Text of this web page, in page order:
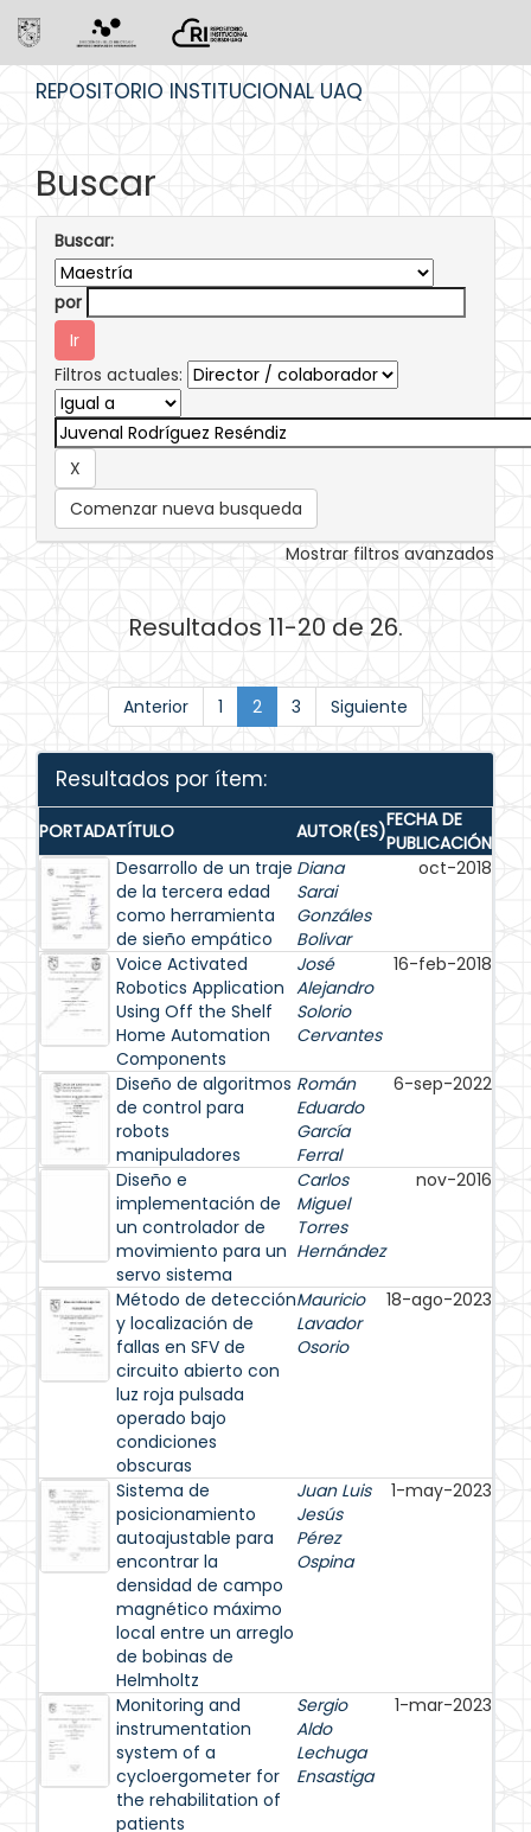
REPOSITORIO INSTITUCIONAL UAQ
Buscar
Buscar:
por
Filtros actuales:
Comenzar nueva busqueda
Mostrar filtros avanzados
Resultados 11-20 de 26.
Anterior 1 2 3 Siguiente
Resultados por ítem:
PORTADATÍTULO AUTOR(ES)FECHA DE
PUBLICACIÓN
Desarrollo de un traje
de la tercera edad
como herramienta
de sieño empático
Diana
Sarai
Gonzáles
Bolivar
oct-2018
Voice Activated
Robotics Application
Using Off the Shelf
Home Automation
Components
José
Alejandro
Solorio
Cervantes
16-feb-2018
Diseño de algoritmos
de control para
robots
manipuladores
Román
Eduardo
García
Ferral
6-sep-2022
Diseño e
implementación de
un controlador de
movimiento para un
servo sistema
Carlos
Miguel
Torres
Hernández
nov-2016
Método de detección
y localización de
fallas en SFV de
circuito abierto con
luz roja pulsada
operado bajo
condiciones
obscuras
Mauricio
Lavador
Osorio
18-ago-2023
Sistema de
posicionamiento
autoajustable para
encontrar la
densidad de campo
magnético máximo
local entre un arreglo
de bobinas de
Helmholtz
Juan Luis
Jesús
Pérez
Ospina
1-may-2023
Monitoring and
instrumentation
system of a
cycloergometer for
the rehabilitation of
patients
Sergio
Aldo
Lechuga
Ensastiga
1-mar-2023